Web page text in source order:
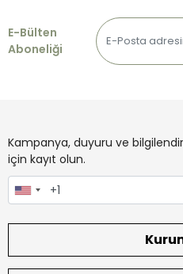
E-Bülten
Aboneliği
Kampanya, duyuru ve
için kayıt olun.